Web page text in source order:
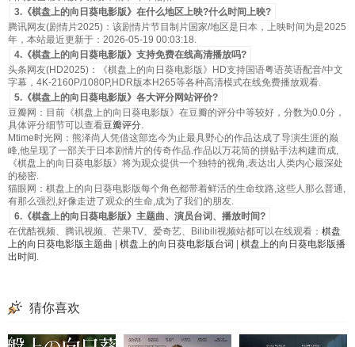
3.《棋盘上的向日葵电影版》在什么地区上映?什么时间上映?
腾讯网友(剧情片2025)：该剧情片节目制片国家/地区是日本，上映时间为是2025
年，本站最近更新于：2026-05-19 00:03:18.
4.《棋盘上的向日葵电影版》支持免费在线高清播放吗?
头条网友(HD2025)：《棋盘上的向日葵电影版》HD支持国语粤语英语配音/中文
字幕，4K-2160P/1080P,HDR版本H265等各种高清模式在线免费播放观看.
5.《棋盘上的向日葵电影版》各大评分网站评价?
豆瓣网：目前《棋盘上的向日葵电影版》在豆瓣的评分中等较好，分数为0.0分，
具体评分细节可以查看豆瓣评分.
Mtime时光网：熊泽尚人凭借这部迄今为止最具野心的作品达成了导演生涯的巅
峰,他呈现了一部关于日本剧情片的传奇作品.作品以万花筒的拼贴手法构建而成,
《棋盘上的向日葵电影版》将为观众提供一个独特的视角,表达出人类内心最深处
的秘密.
猫眼网：棋盘上的向日葵电影版每个角色都带着鲜活的生命纹路,这些人那么普通,
有那么强烈,好像走进了观众的生命,成为了我们的朋友.
6.《棋盘上的向日葵电影版》主题曲、演员台词、播放时间?
在优酷视频、腾讯视频、芒果TV、爱奇艺、Bilibili视频站都可以在线观看： 棋盘
上的向日葵电影版主题曲
棋盘上的向日葵电影版台词
棋盘上的向日葵电影版播
出时间 .
猜你喜欢